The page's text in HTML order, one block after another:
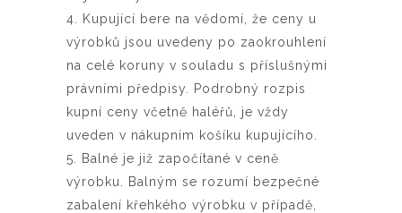
4. Kupující bere na vědomí, že ceny u
výrobků jsou uvedeny po zaokrouhlení
na celé koruny v souladu s příslušnými
právními předpisy. Podrobný rozpis
kupní ceny včetně haléřů, je vždy
uveden v nákupním košíku kupujícího.
5. Balné je již započítané v ceně
výrobku. Balným se rozumí bezpečné
zabalení křehkého výrobku v případě,